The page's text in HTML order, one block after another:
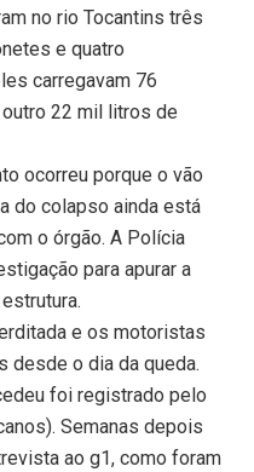
no rio Tocantins três
e quatro
carregavam 76
22 mil litros de
ocorreu porque o vão
do colapso ainda está
o órgão. A Polícia
para apurar a
e os motoristas
desde o dia da queda.
foi registrado pelo
Semanas depois
ao g1, como foram